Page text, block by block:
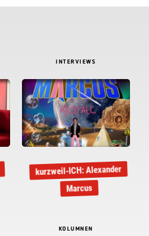
INTERVIEWS
kurzweil-ICH: Alexander
Marcus
KOLUMNEN